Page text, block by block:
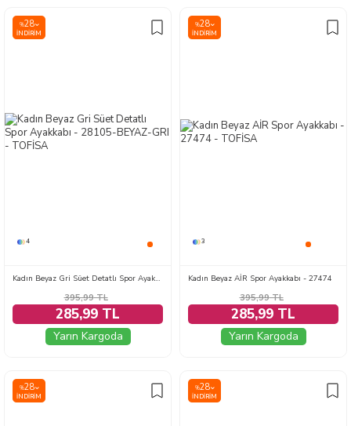
%28
İNDIRIM
4
Kadın Beyaz Gri Süet Detatlı Spor Ayakkabı - 28105-BEYAZ-GRI
395,99TL
285,99 TL
Yarın Kargoda
%28
İNDIRIM
3
Kadın Beyaz AİR Spor Ayakkabı - 27474
395,99TL
285,99 TL
Yarın Kargoda
%28
İNDIRIM
%28
İNDIRIM